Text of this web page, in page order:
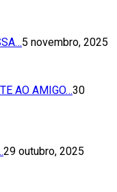
5 novembro, 2025
AO AMIGO…30
29 outubro, 2025